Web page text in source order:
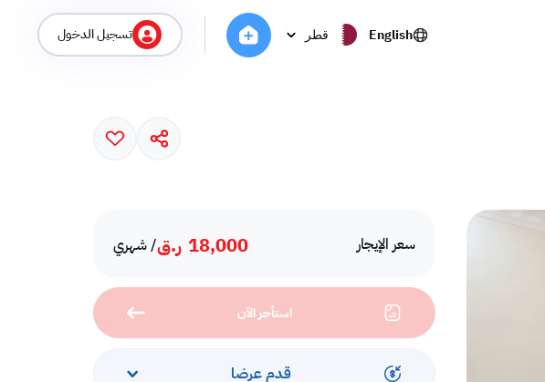
English قطر تسجيل الدخول
سعر الإيجار 18,000 ر.ق/ شهري
استأجر الآن
قدم عرضا